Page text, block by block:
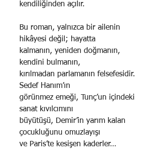
kendiliğinden açılır.
Bu roman, yalnızca bir ailenin
hikâyesi değil; hayatta
kalmanın, yeniden doğmanın,
kendini bulmanın,
kırılmadan parlamanın felsefesidir.
Sedef Hanım’ın
görünmez emeği, Tunç’un içindeki
sanat kıvılcımını
büyütüşü, Demir’in yarım kalan
çocukluğunu omuzlayışı
ve Paris’te kesişen kaderler…